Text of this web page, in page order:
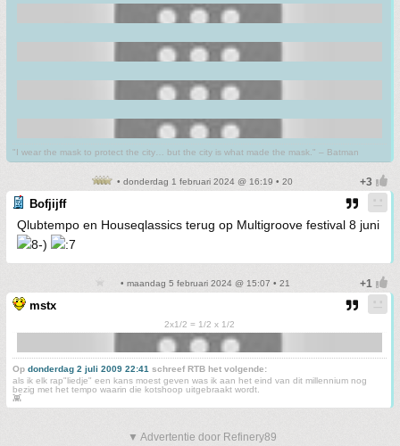
"I wear the mask to protect the city… but the city is what made the mask." – Batman
• donderdag 1 februari 2024 @ 16:19 • 20
Bofjijff
Qlubtempo en Houseqlassics terug op Multigroove festival 8 juni
• maandag 5 februari 2024 @ 15:07 • 21
mstx
2x1/2 = 1/2 x 1/2
Op donderdag 2 juli 2009 22:41 schreef RTB het volgende:
als ik elk rap"liedje" een kans moest geven was ik aan het eind van dit millennium nog
bezig met het tempo waarin die kotshoop uitgebraakt wordt.
👾
▼ Advertentie door Refinery89